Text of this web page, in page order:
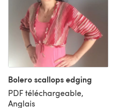
Bolero scallops edging
PDF téléchargeable,
Anglais